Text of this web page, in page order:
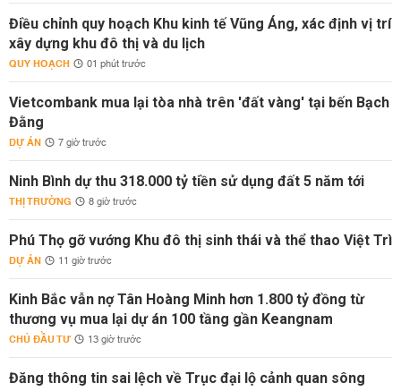
Điều chỉnh quy hoạch Khu kinh tế Vũng Áng, xác định vị trí
xây dựng khu đô thị và du lịch
QUY HOẠCH 01 phút trước
Vietcombank mua lại tòa nhà trên 'đất vàng' tại bến Bạch
Đằng
DỰ ÁN 7 giờ trước
Ninh Bình dự thu 318.000 tỷ tiền sử dụng đất 5 năm tới
THỊ TRƯỜNG 8 giờ trước
Phú Thọ gỡ vướng Khu đô thị sinh thái và thể thao Việt Trì
DỰ ÁN 11 giờ trước
Kinh Bắc vẫn nợ Tân Hoàng Minh hơn 1.800 tỷ đồng từ
thương vụ mua lại dự án 100 tầng gần Keangnam
CHỦ ĐẦU TƯ 13 giờ trước
Đăng thông tin sai lệch về Trục đại lộ cảnh quan sông